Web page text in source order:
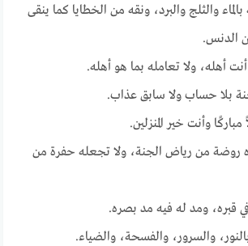
والثلج والبرد، ونقه من الخطايا كما ينقى
الدنس.
أهله، ولا تعامله بما هو أهله.
بلا حساب ولا سابق عذاب.
مباركًا وأنت خير المنزلين.
روضة من رياض الجنة، ولا تجعله حفرة من
قبره، ومد له فيه مد بصره.
والسرور، والفسحة، والضياء.